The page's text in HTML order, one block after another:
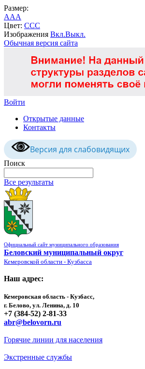
Размер:
AAA
Цвет: CCC
Изображения Вкл.Выкл.
Обычная версия сайта
Войти
Открытые данные
Контакты
Версия для слабовидящих
Поиск
Все результаты
Официальный сайт муниципального образования
Беловский муниципальный округ
Кемеровской области - Кузбасса
Наш адрес:
Кемеровская область - Кузбасс,
г. Белово, ул. Ленина, д. 10
+7 (384-52) 2-81-33
abr@belovorn.ru
Горячие линии для населения
Экстренные службы